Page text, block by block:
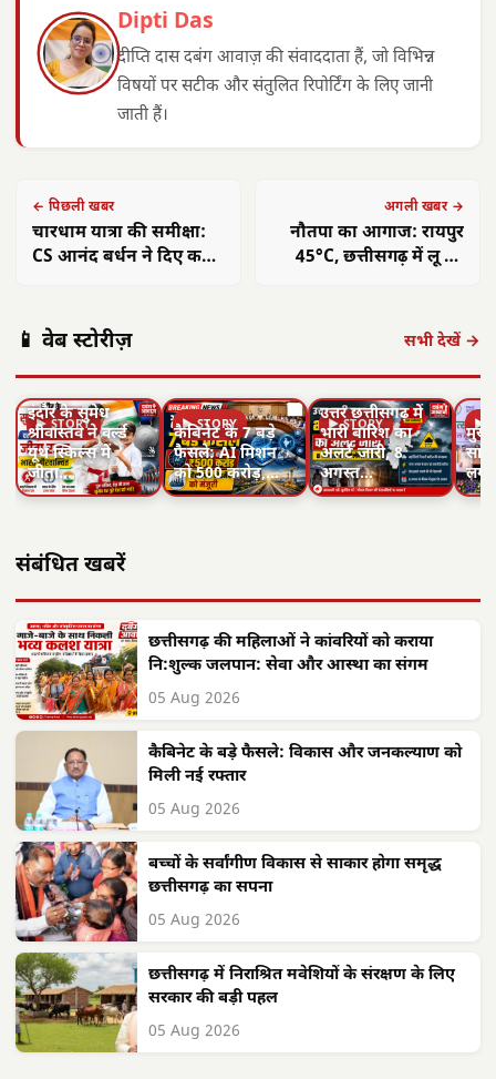
Dipti Das
दीप्ति दास दबंग आवाज़ की संवाददाता हैं, जो विभिन्न
विषयों पर सटीक और संतुलित रिपोर्टिंग के लिए जानी
जाती हैं।
← पिछली खबर
चारधाम यात्रा की समीक्षा:
CS आनंद बर्धन ने दिए कड़े
अगली खबर →
नौतपा का आगाज: रायपुर
45°C, छत्तीसगढ़ में लू का
📱 वेब स्टोरीज़ सभी देखें →
▶ STORY
इंदौर के सुमेध
श्रीवास्तव ने वर्ल्ड
यूथ स्किल्स में
जीता…
▶ STORY
कैबिनेट के 7 बड़े
फैसले: AI मिशन
को 500 करोड़,…
▶ STORY
उत्तर छत्तीसगढ़ में
भारी बारिश का
अलर्ट जारी, 8
अगस्त…
▶
संबंधित खबरें
छत्तीसगढ़ की महिलाओं ने कांवरियों को कराया
नि:शुल्क जलपान: सेवा और आस्था का संगम
05 Aug 2026
कैबिनेट के बड़े फैसले: विकास और जनकल्याण को
मिली नई रफ्तार
05 Aug 2026
बच्चों के सर्वांगीण विकास से साकार होगा समृद्ध
छत्तीसगढ़ का सपना
05 Aug 2026
छत्तीसगढ़ में निराश्रित मवेशियों के संरक्षण के लिए
सरकार की बड़ी पहल
05 Aug 2026